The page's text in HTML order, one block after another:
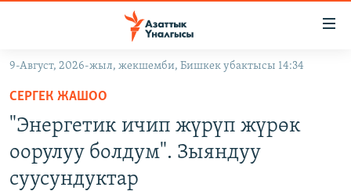
Навигацияга
өтүңүз
Издөөгө
салыңыз
КЫРГЫЗСТАН
КЫРГЫЗСТАН
ДҮЙНӨ
УКРАИНА
9-Август, 2026-жыл, жекшемби, Бишкек убактысы 14:34
СЕРГЕК ЖАШОО
"Энергетик ичип жүрүп жүрөк
оорулуу болдум". Зыяндуу
суусундуктар